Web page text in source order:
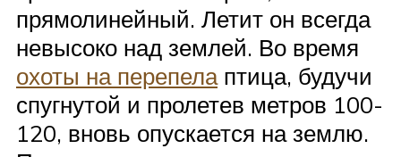
прямолинейный. Летит он всегда
невысоко над землей. Во время
охоты на перепелаптица, будучи
спугнутой и пролетев метров 100-
120, вновь опускается на землю.